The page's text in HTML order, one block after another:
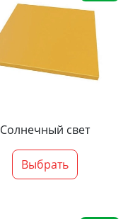
Солнечный свет
Выбрать